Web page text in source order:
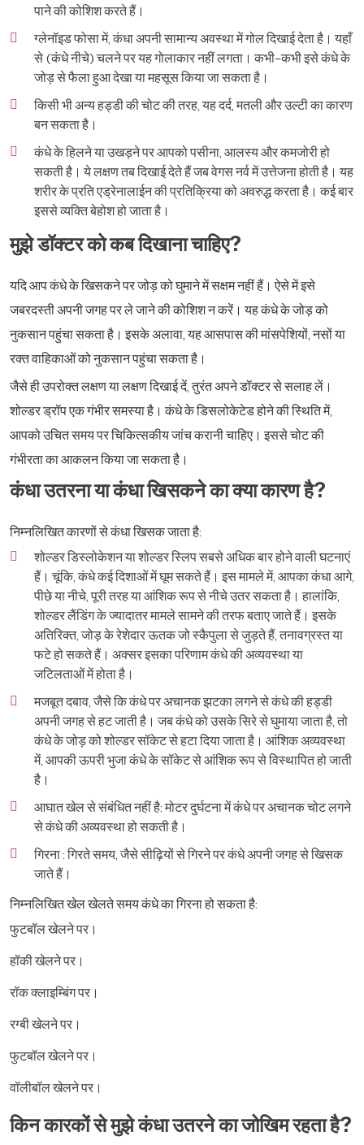
पाने की कोशिश करते हैं।
ग्लेनॉइड फोसा में, कंधा अपनी सामान्य अवस्था में गोल दिखाई देता है। यहाँ
से (कंधे नीचे) चलने पर यह गोलाकार नहीं लगता। कभी-कभी इसे कंधे के
जोड़ से फैला हुआ देखा या महसूस किया जा सकता है।
किसी भी अन्य हड्डी की चोट की तरह, यह दर्द, मतली और उल्टीका कारण
बन सकता है।
कंधे के हिलने या उखड़ने पर आपको पसीना, आलस्य और कमजोरी हो
सकती है। ये लक्षण तब दिखाई देते हैं जब वेगस नर्व में उत्तेजना होती है। यह
शरीर के प्रति एड्रेनालाईन की प्रतिक्रिया को अवरुद्ध करता है। कई बार
इससे व्यक्ति बेहोश हो जाता है।
मुझे डॉक्टर को कब दिखाना चाहिए?
यदि आप कंधे के खिसकने पर जोड़ को घुमाने में सक्षम नहीं हैं। ऐसे में इसे
जबरदस्ती अपनी जगह पर ले जाने की कोशिश न करें। यह कंधे के जोड़ को
नुकसान पहुंचा सकता है। इसके अलावा, यह आसपास की मांसपेशियों, नसों या
रक्त वाहिकाओं को नुकसान पहुंचा सकता है।
जैसे ही उपरोक्त लक्षण या लक्षण दिखाई दें, तुरंत अपने डॉक्टर से सलाह लें।
शोल्डर ड्रॉप एक गंभीर समस्या है। कंधे के डिसलोकेटेड होने की स्थिति में,
आपको उचित समय पर चिकित्सकीय जांच करानी चाहिए। इससे चोट की
गंभीरता का आकलन किया जा सकता है।
कंधा उतरना या कंधा खिसकने का क्या कारण है?
निम्नलिखित कारणों से कंधा खिसक जाता है:
शोल्डर डिस्लोकेशन या शोल्डर स्लिप सबसे अधिक बार होने वाली घटनाएं
हैं। चूंकि, कंधे कई दिशाओं में घूम सकते हैं। इस मामले में, आपका कंधा आगे,
पीछे या नीचे, पूरी तरह या आंशिक रूप से नीचे उतर सकता है। हालांकि,
शोल्डर लैंडिंग के ज्यादातर मामले सामने की तरफ बताए जाते हैं। इसके
अतिरिक्त, जोड़ के रेशेदार ऊतक जो स्कैपुला से जुड़ते हैं, तनावग्रस्त या
फटे हो सकते हैं। अक्सर इसका परिणाम कंधे की अव्यवस्था या
जटिलताओं में होता है।
मजबूत दबाव, जैसे कि कंधे पर अचानक झटका लगने से कंधे की हड्डी
अपनी जगह से हट जाती है। जब कंधे को उसके सिरे से घुमाया जाता है, तो
कंधे के जोड़ को शोल्डर सॉकेट से हटा दिया जाता है। आंशिक अव्यवस्था
में, आपकी ऊपरी भुजा कंधे के सॉकेट से आंशिक रूप से विस्थापित हो जाती
है।
आघात खेल से संबंधित नहीं है: मोटर दुर्घटना में कंधे पर अचानक चोट लगने
से कंधे की अव्यवस्था हो सकती है।
गिरना : गिरते समय, जैसे सीढ़ियों से गिरने पर कंधे अपनी जगह से खिसक
जाते हैं।
निम्नलिखित खेल खेलते समय कंधे का गिरना हो सकता है:
फुटबॉल खेलने पर।
हॉकी खेलने पर।
रॉक क्लाइम्बिंग पर।
रग्बी खेलने पर।
फुटबॉल खेलने पर।
वॉलीबॉल खेलने पर।
किन कारकों से मुझे कंधा उतरने का जोखिम रहता है?